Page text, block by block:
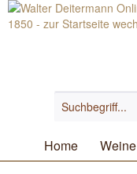
Home Weine